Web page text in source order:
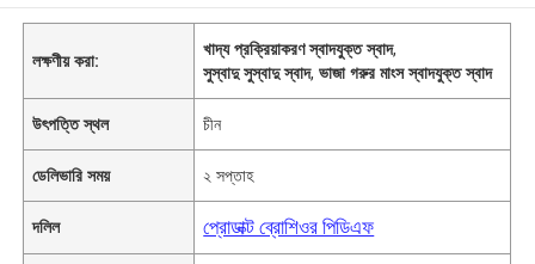
লক্ষণীয় করা:
খাদ্য প্রক্রিয়াকরণ স্বাদযুক্ত স্বাদ,
সুস্বাদু সুস্বাদু স্বাদ,ভাজা গরুর মাংস স্বাদযুক্ত স্বাদ
উৎপত্তি স্থল চীন
ডেলিভারি সময় ২ সপ্তাহ
দলিল প্রোডাক্ট ব্রোশিওর পিডিএফ